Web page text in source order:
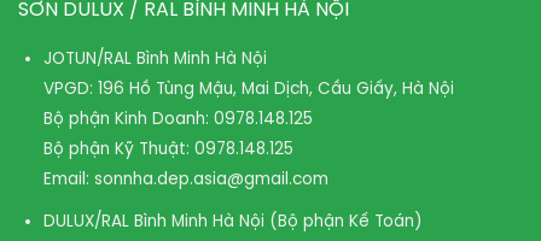
SƠN DULUX / RAL BÌNH MINH HÀ NỘI
JOTUN/RAL Bình Minh Hà Nội
VPGD: 196 Hồ Tùng Mậu, Mai Dịch, Cầu Giấy, Hà Nội
Bộ phận Kinh Doanh: 0978.148.125
Bộ phận Kỹ Thuật: 0978.148.125
Email: sonnha.dep.asia@gmail.com
DULUX/RAL Bình Minh Hà Nội (Bộ phận Kế Toán)